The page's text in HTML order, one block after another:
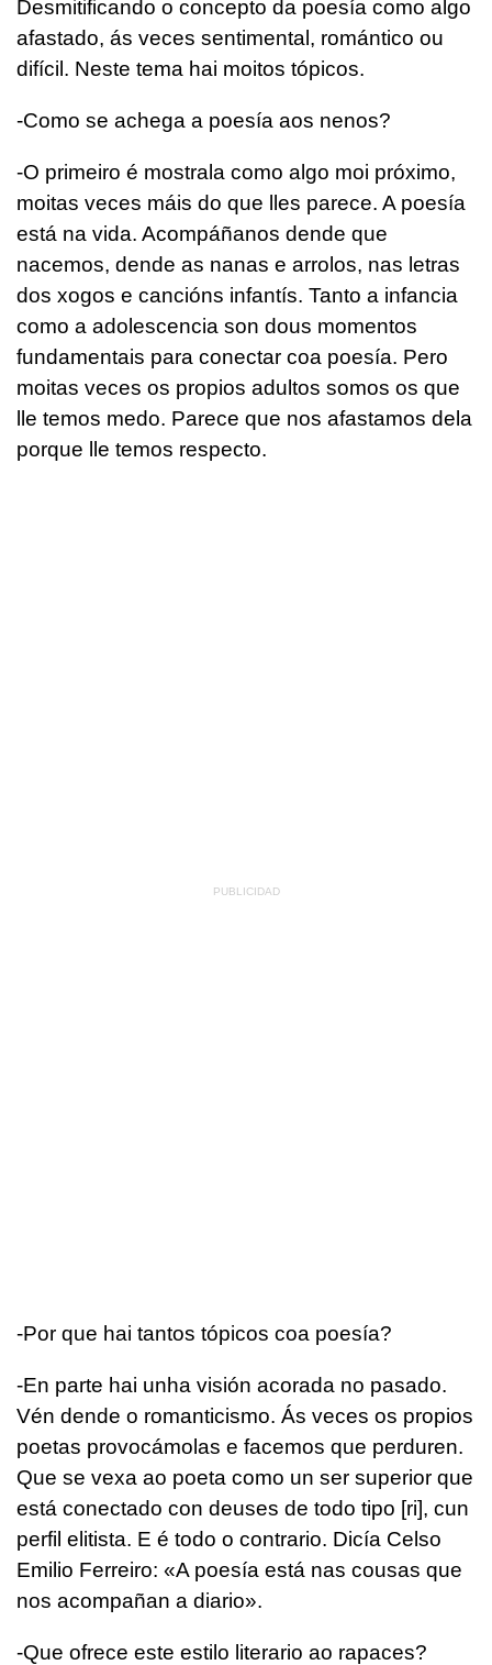
Desmitificando o concepto da poesía como algo
afastado, ás veces sentimental, romántico ou
difícil. Neste tema hai moitos tópicos.
-Como se achega a poesía aos nenos?
-O primeiro é mostrala como algo moi próximo,
moitas veces máis do que lles parece. A poesía
está na vida. Acompáñanos dende que
nacemos, dende as nanas e arrolos, nas letras
dos xogos e cancións infantís. Tanto a infancia
como a adolescencia son dous momentos
fundamentais para conectar coa poesía. Pero
moitas veces os propios adultos somos os que
lle temos medo. Parece que nos afastamos dela
porque lle temos respecto.
-Por que hai tantos tópicos coa poesía?
-En parte hai unha visión acorada no pasado.
Vén dende o romanticismo. Ás veces os propios
poetas provocámolas e facemos que perduren.
Que se vexa ao poeta como un ser superior que
está conectado con deuses de todo tipo [ri], cun
perfil elitista. E é todo o contrario. Dicía Celso
Emilio Ferreiro: «A poesía está nas cousas que
nos acompañan a diario».
-Que ofrece este estilo literario ao rapaces?